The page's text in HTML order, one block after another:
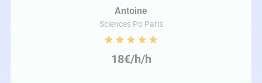
Antoine
Sciences Po Paris
18€/h/h